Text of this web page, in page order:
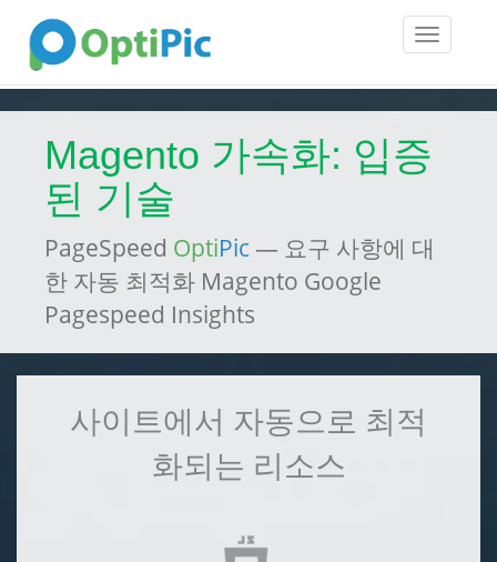
Toggle
Magento 가속화: 입증
된 기술
PageSpeed OptiPic — 요구 사항에 대
한 자동 최적화 Magento Google
Pagespeed Insights
사이트에서 자동으로 최적
화되는 리소스